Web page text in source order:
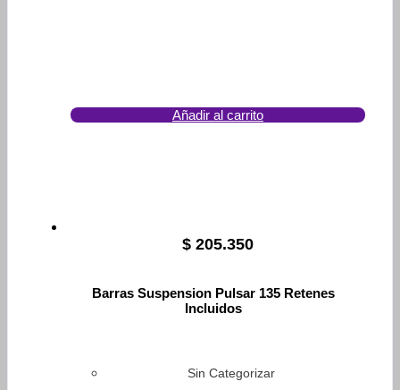
Añadir al carrito
$ 205.350
Barras Suspension Pulsar 135 Retenes
Incluidos
Sin Categorizar